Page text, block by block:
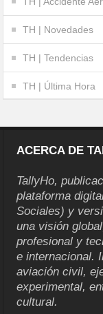
TH | Novedades
TH | Tendencias
TH | Última Hora
ACERCA DE
TallyHo,
plataforma
Sociales) y
una visión
profesional y
e internacional.
aviación civil,
experimental,
cultural.